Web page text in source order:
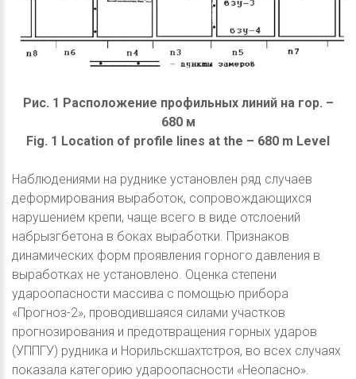
Рис. 1 Расположение профильных линий на гор. –
680 м
Fig. 1 Location of profile lines at the – 680 m Level
Наблюдениями на руднике установлен ряд случаев
деформирования выработок, сопровождающихся
нарушением крепи, чаще всего в виде отслоений
набрызгбетона в боках выработки. Признаков
динамических форм проявления горного давления в
выработках не установлено. Оценка степени
удароопасности массива с помощью прибора
«Прогноз-2», проводившаяся силами участков
прогнозирования и предотвращения горных ударов
(УППГУ) рудника и Норильскшахтстроя, во всех случаях
показала категорию удароопасности «Неопасно».